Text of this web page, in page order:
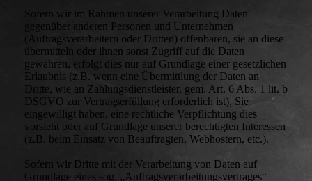
Sofern wir im Rahmen unserer Verarbeitung Daten
gegenüber anderen Personen und Unternehmen
(Auftragsverarbeitern oder Dritten) offenbaren, sie an diese
übermitteln oder ihnen sonst Zugriff auf die Daten
gewähren, erfolgt dies nur auf Grundlage einer gesetzlichen
Erlaubnis (z.B. wenn eine Übermittlung der Daten an
Dritte, wie an Zahlungsdienstleister, gem. Art. 6 Abs. 1 lit. b
DSGVO zur Vertragserfüllung erforderlich ist), Sie
eingewilligt haben, eine rechtliche Verpflichtung dies
vorsieht oder auf Grundlage unserer berechtigten Interessen
(z.B. beim Einsatz von Beauftragten, Webhostern, etc.).
Sofern wir Dritte mit der Verarbeitung von Daten auf
Grundlage eines sog. „Auftragsverarbeitungsvertrages“